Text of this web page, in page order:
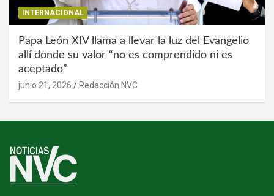
INTERNACIONAL
Papa León XIV llama a llevar la luz del Evangelio
allí donde su valor “no es comprendido ni es
aceptado”
junio 21, 2026 Redacción NVC